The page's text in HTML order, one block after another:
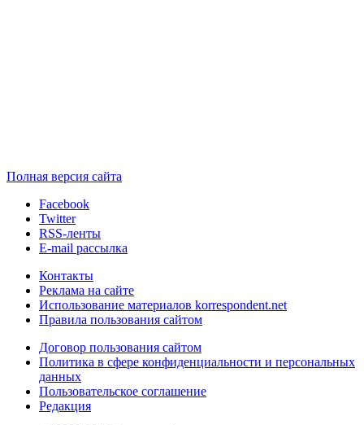
Полная версия сайта
Facebook
Twitter
RSS-ленты
E-mail рассылка
Контакты
Реклама на сайте
Использование материалов korrespondent.net
Правила пользования сайтом
Договор пользования сайтом
Политика в сфере конфиденциальности и персональных
данных
Пользовательское соглашение
Редакция